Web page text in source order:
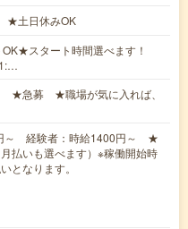
★土日休みOK
スタート時間選べます！
★急募 ★職場が気に入れば、
～ 経験者：時給1400円～ ★
払いも選べます）※稼働開始時
となります。